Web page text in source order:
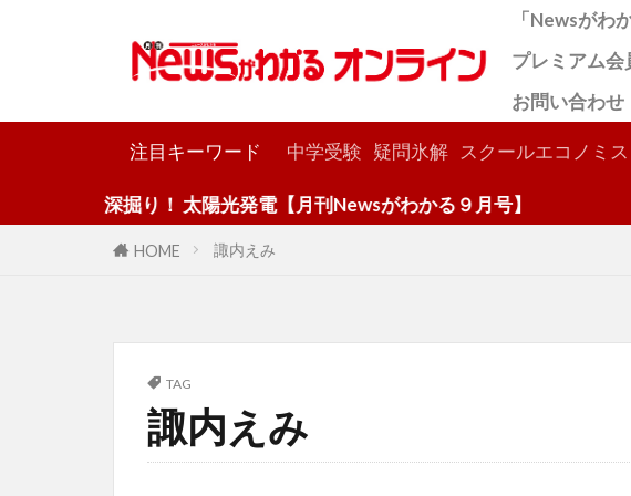
「Newsがわ
プレミアム会
お問い合わせ
注目キーワード 中学受験 疑問氷解 スクールエコノミ
深掘り！ 太陽光発電【月刊Newsがわかる９月号】
HOME 諏内えみ
TAG
諏内えみ